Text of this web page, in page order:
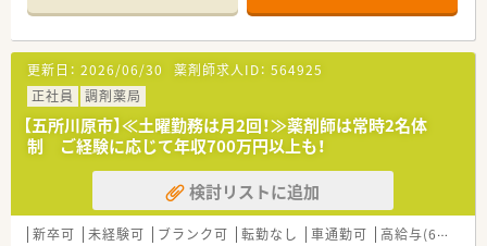
務名体制で対応しています。
【法人特徴について】
■営業収益日本小売業No.1の安定基盤を持つ大手グループ企業
が母体です。
■ショッピングモールを地域医療の拠点と位置づけ、調剤薬局を
全国的に展開しています。
■調剤を核としながら、H&BC事業を通じて地域の健康をトータ
ルサポートすることを目指しています。
【職場環境と雰囲気】
■大型ショッピングモール内のため、仕事終わりの買い物にも非
更新日： 2026/06/30 薬剤師求人ID： 564925
正社員
調剤薬局
【五所川原市】≪土曜勤務は月2回！≫薬剤師は常時2名体
制 ご経験に応じて年収700万円以上も！
検討リストに追加
新卒可 未経験可 ブランク可 転勤なし 車通勤可 高給与(600万円以上)